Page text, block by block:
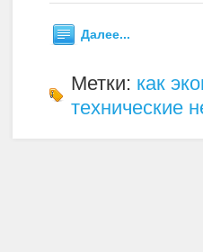
Далее...
Метки: как
технические